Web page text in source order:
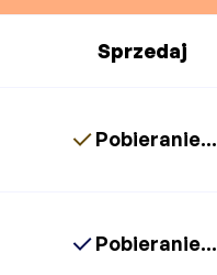
Sprzedaj
Pobieranie...
Pobieranie...